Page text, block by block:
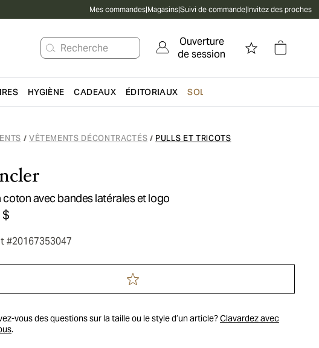
Mes commandes|Magasins|Suivi de commande|Invitez des proches
Recherche
Ouverture
de session
HYGIÈNE CADEAUX ÉDITORIAUX SOLDES
/ VÊTEMENTS DÉCONTRACTÉS / PULLS ET TRICOTS
coton avec bandes latérales et logo
#20167353047
vous des questions sur la taille ou le style d’un article?Clavardez avec
.